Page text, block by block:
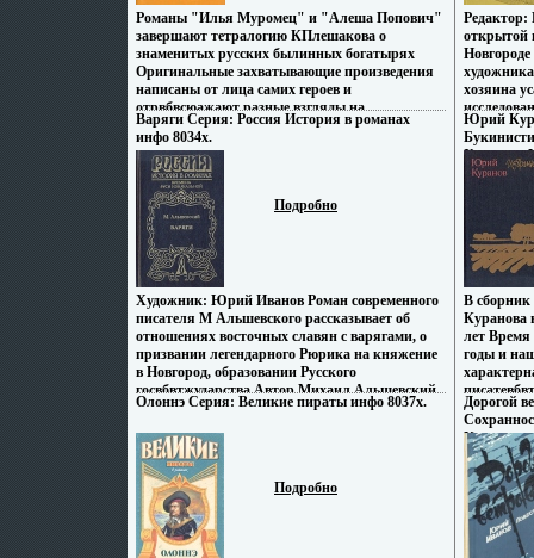
Романы "Илья Муромец" и "Алеша Попович"
завершают тетралогию КПлешакова о
знаменитых русских былинных богатырях
Оригинальные захватывающие произведения
написаны от лица самих героев и
отрвбвсюажают разные взгляды на
исторические события Древней Руси, известные
современному читателю как по
документальным летописям, так и из
народного фольклора и легенд Автор
Константин Плешаков.
Варяги Серия: Россия История в романах
инфо 8034x.
Подробно
Художник: Юрий Иванов Роман современного
писателя М Альшевского рассказывает об
отношениях восточных славян с варягами, о
призвании легендарного Рюрика на княжение
в Новгород, образовании Русского
госвбвтжударства Автор Михаил Альшевский.
Олоннэ Серия: Великие пираты инфо 8037x.
Подробно
Редактор:
открытой
хозяина
Авторы Б
Юрий
Хорошая
Москва,
В сборник
Куранова
лет Время
годы и
нелегком
повесть в
любви —
сама
Автор
Дорогой
Твердый
Формат: